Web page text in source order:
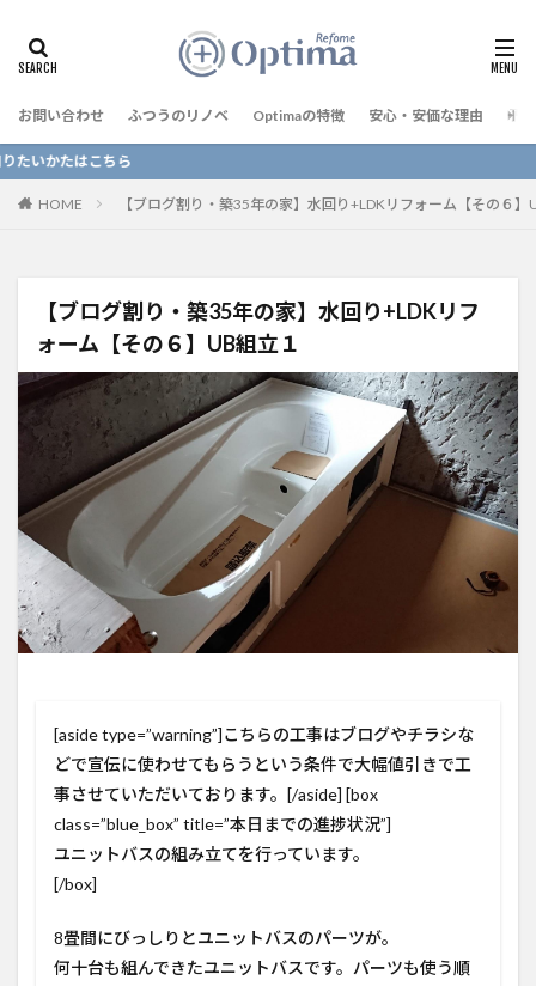
お問い合わせ ふつうのリノベ Optimaの特徴 安心・安価な理由 予
ら
HOME 【ブログ割り・築35年の家】水回り+LDKリフォーム【その６】
【ブログ割り・築35年の家】水回り+LDKリフ
ォーム【その６】UB組立１
[aside type=”warning”]こちらの工事はブログやチラシな
どで宣伝に使わせてもらうという条件で大幅値引きで工
事させていただいております。[/aside] [box
class=”blue_box” title=”本日までの進捗状況”]
ユニットバスの組み立てを行っています。
[/box]
8畳間にびっしりとユニットバスのパーツが。
何十台も組んできたユニットバスです。パーツも使う順